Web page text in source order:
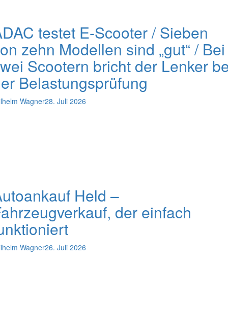
testet E-Scooter / Sieben
zehn Modellen sind „gut“ / Bei
Scootern bricht der Lenker
Belastungsprüfung
Wagner28. Juli 2026
Held –
der einfach
Wagner26. Juli 2026